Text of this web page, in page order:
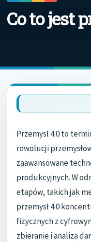
Co to jest
Przemysł 4.0 to
rewolucji
zaawansowane
produkcyjnych. W
etapów, takich jak
przemysł 4.0
fizycznych z
zbieranie i analiza